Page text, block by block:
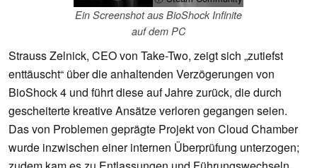
Ein Screenshot aus BioShock Infinite
auf dem PC
Strauss Zelnick, CEO von Take-Two, zeigt sich „zutiefst
enttäuscht“ über die anhaltenden Verzögerungen von
BioShock 4 und führt diese auf Jahre zurück, die durch
gescheiterte kreative Ansätze verloren gegangen seien.
Das von Problemen geprägte Projekt von Cloud Chamber
wurde inzwischen einer internen Überprüfung unterzogen;